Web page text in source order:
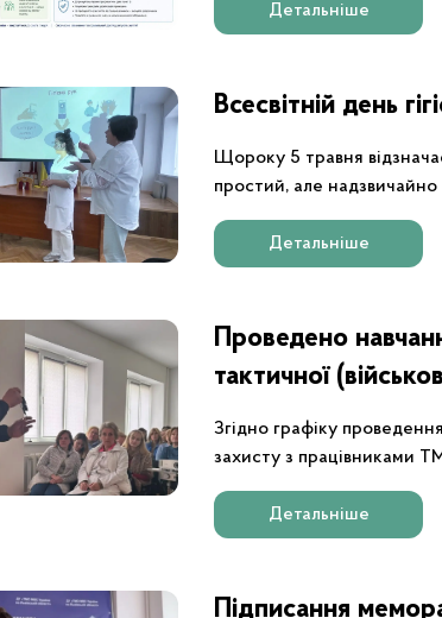
Детальніше
Всесвітній день
Щороку 5 травня
простий, але
Детальніше
Проведено
тактичної
Згідно графіку
захисту з працівниками ТМО на 2026 рік 01.05.2026 року було проведено
Детальніше
Підписання